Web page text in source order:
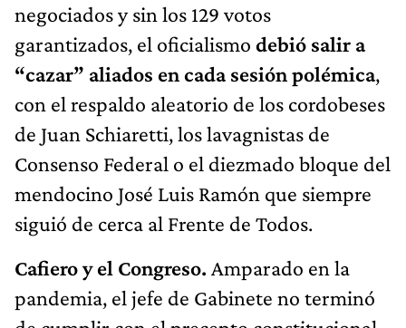
negociados y sin los 129 votos
garantizados, el oficialismo debió salir a
“cazar” aliados en cada sesión polémica,
con el respaldo aleatorio de los cordobeses
de Juan Schiaretti, los lavagnistas de
Consenso Federal o el diezmado bloque del
mendocino José Luis Ramón que siempre
siguió de cerca al Frente de Todos.
Cafiero y el Congreso. Amparado en la
pandemia, el jefe de Gabinete no terminó